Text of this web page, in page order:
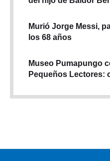
Murió Jorge Messi,
los 68 años
Museo Pumapungo
Pequeños Lectores: